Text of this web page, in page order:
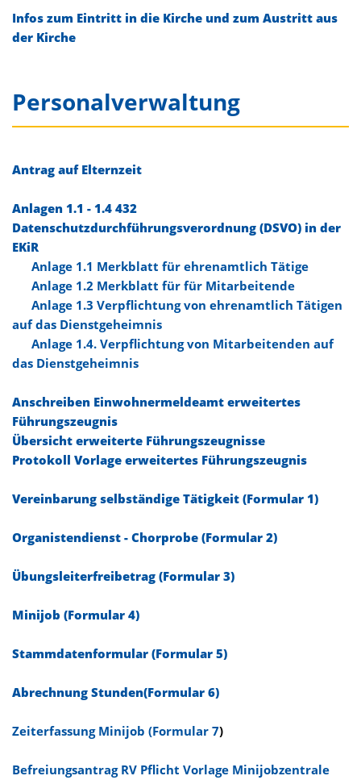
Infos zum Eintritt in die Kirche und zum Austritt aus
der Kirche
Personalverwaltung
Antrag auf Elternzeit
Anlagen 1.1 - 1.4 432
Datenschutzdurchführungsverordnung (DSVO) in der
EKiR
Anlage 1.1 Merkblatt für ehrenamtlich Tätige
Anlage 1.2 Merkblatt für für Mitarbeitende
Anlage 1.3 Verpflichtung von ehrenamtlich Tätigen
auf das Dienstgeheimnis
Anlage 1.4. Verpflichtung von Mitarbeitenden auf
das Dienstgeheimnis
Anschreiben Einwohnermeldeamt erweitertes
Führungszeugnis
Übersicht erweiterte Führungszeugnisse
Protokoll Vorlage erweitertes Führungszeugnis
Vereinbarung selbständige Tätigkeit (Formular 1)
Organistendienst - Chorprobe (Formular 2)
Übungsleiterfreibetrag (Formular 3)
Minijob (Formular 4)
Stammdatenformular (Formular 5)
Abrechnung Stunden(Formular 6)
Zeiterfassung Minijob (Formular 7)
Befreiungsantrag RV Pflicht Vorlage Minijobzentrale